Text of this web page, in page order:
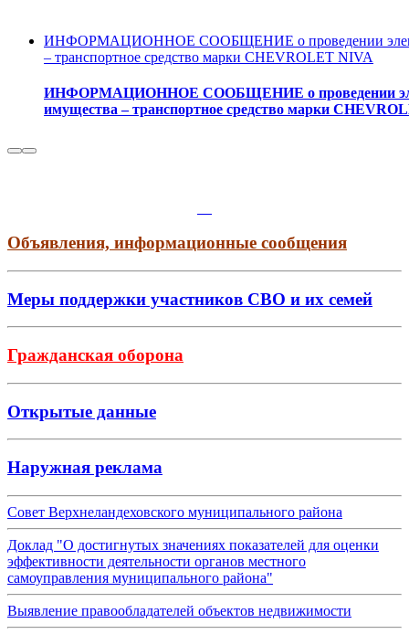
ИНФОРМАЦИОННОЕ СООБЩЕНИЕ о проведении
– транспортное средство марки CHEVROLET NIVA
ИНФОРМАЦИОННОЕ СООБЩЕНИЕ о проведении
имущества – транспортное средство марки
Объявления, информационные сообщения
Меры поддержки участников СВО и их семей
Гражданская оборона
Открытые данные
Наружная реклама
Совет Верхнеландеховского муниципального района
Доклад "О достигнутых значениях показателей для оценки
эффективности деятельности органов местного
самоуправления муниципального района"
Выявление правообладателей объектов недвижимости